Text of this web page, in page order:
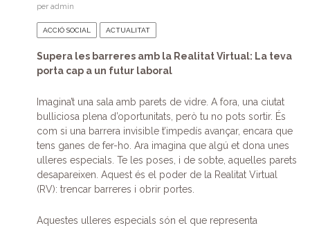
per admin
ACCIÓ SOCIAL ACTUALITAT
Supera les barreres amb la Realitat Virtual: La teva
porta cap a un futur laboral
Imagina’t una sala amb parets de vidre. A fora, una ciutat
bulliciosa plena d’oportunitats, però tu no pots sortir. És
com si una barrera invisible t’impedís avançar, encara que
tens ganes de fer-ho. Ara imagina que algú et dona unes
ulleres especials. Te les poses, i de sobte, aquelles parets
desapareixen. Aquest és el poder de la Realitat Virtual
(RV): trencar barreres i obrir portes.
Aquestes ulleres especials són el que representa